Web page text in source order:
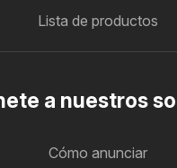
Lista de productos
a nuestros
Cómo anunciar